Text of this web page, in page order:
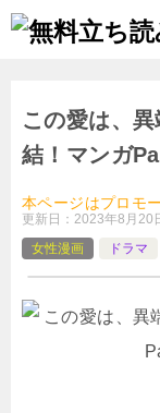
この愛は、
結！マンガ
本ページはプロモ
更新日： 2023年8月20
女性漫画
ドラマ